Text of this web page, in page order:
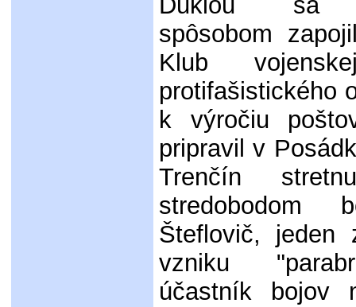
spôsobom
Klub
protifašistického
k výročiu
pripravil v
Trenčín
stredobodom
Šteflovič, jeden
vzniku
účastník bojov